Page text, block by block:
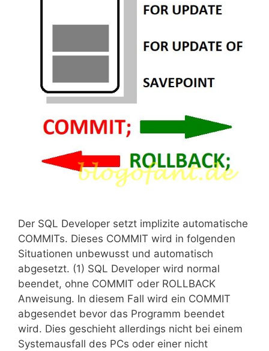
Der SQL Developer setzt implizite automatische
COMMITs. Dieses COMMIT wird in folgenden
Situationen unbewusst und automatisch
abgesetzt. (1) SQL Developer wird normal
beendet, ohne COMMIT oder ROLLBACK
Anweisung. In diesem Fall wird ein COMMIT
abgesendet bevor das Programm beendet
wird. Dies geschieht allerdings nicht bei einem
Systemausfall des PCs oder einer nicht